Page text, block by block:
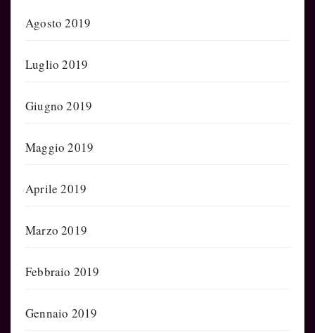
Agosto 2019
Luglio 2019
Giugno 2019
Maggio 2019
Aprile 2019
Marzo 2019
Febbraio 2019
Gennaio 2019